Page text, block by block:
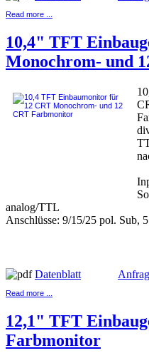
Read more ...
10,4" TFT
Monochrom- und
analog/TTL
Anschlüsse: 9/15/25 pol. Sub,
Datenblatt
Read more ...
12,1" TFT
Farbmonitor